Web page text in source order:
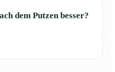
dem Putzen besser?